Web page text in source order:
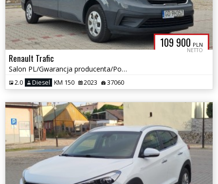
109 900 PLN
NETTO
Renault Trafic
Salon PL/Gwarancja producenta/Po serwisie/Perfekt stan/Bezwypadkowy
2.0 Diesel KM 150 2023 37060